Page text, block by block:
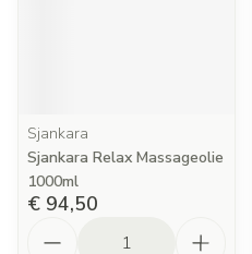
Sjankara
Sjankara Relax Massageolie
1000ml
€ 94,50